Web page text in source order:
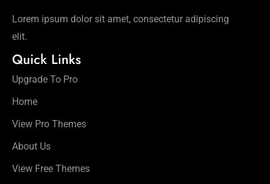
Lorem ipsum dolor sit amet, consectetur adipiscing
elit.
Quick Links
Upgrade To Pro
Home
View Pro Themes
About Us
View Free Themes